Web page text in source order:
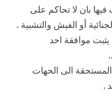
بان لا تحاكم على
أو الفيش والتشبية .
موافقة احد
الى الحهات
.